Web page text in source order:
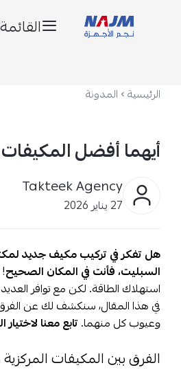
القائمة
الرئيسية المدونة
أيهما أفضل
Takteek Agency
27 يناير 2026
هل تفكر في تركيب مكيف جديد
السبليت، فأنت في المكان الصحيح!
استهلاك الطاقة. لكن مع توافر
في هذا المقال، سنكشف لك عن
وعيوب كل منهما.تابع معنا لاختيار
الفرق بين المكيفات